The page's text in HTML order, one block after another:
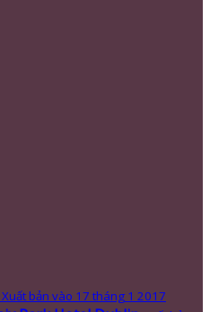
Xuất bản vào 17 tháng 1 2017